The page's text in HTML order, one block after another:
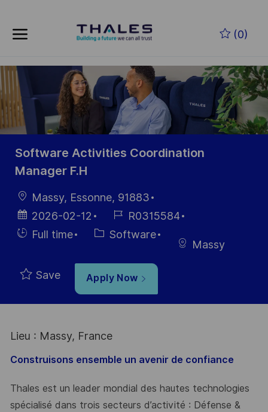
(0)
-
Software Activities Coordination
Manager F.H
LocationMassy, Essonne, 91883
Posted
Date
2026-02-12
Job
Id
R0315584
HiringFull time Category
Software
Massy
Save Apply Now
Lieu : Massy, France
Construisons ensemble un avenir de confiance
Thales est un leader mondial des hautes technologies
spécialisé dans trois secteurs d’activité : Défense &